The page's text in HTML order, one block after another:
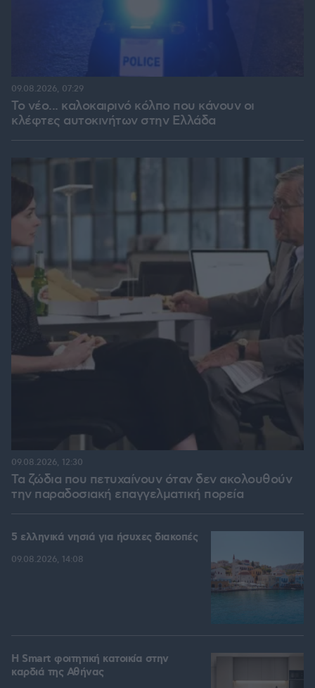
Το νέο... καλοκαιρινό κόλπο που κάνουν οι
κλέφτες αυτοκινήτων στην Ελλάδα
09.08.2026, 07:29
Τα ζώδια που πετυχαίνουν όταν δεν ακολουθούν
την παραδοσιακή επαγγελματική πορεία
09.08.2026, 12:30
5 ελληνικά νησιά για ήσυχες διακοπές
09.08.2026, 14:08
Η Smart φοιτητική κατοικία στην
καρδιά της Αθήνας